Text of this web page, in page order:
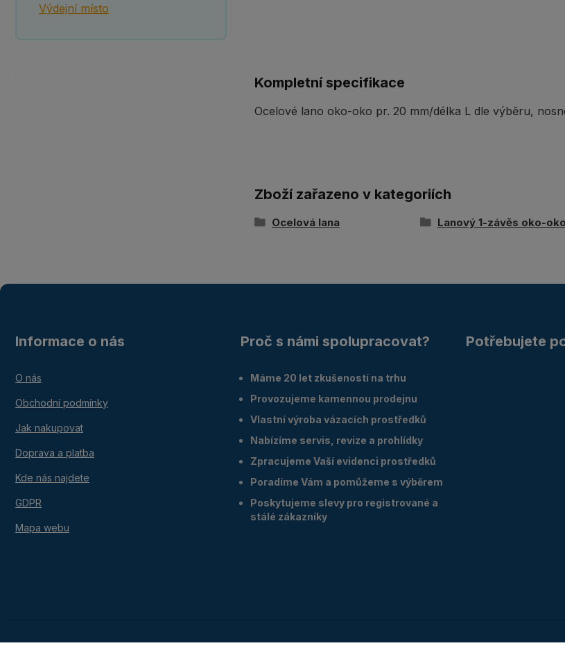
Výdejní místo
Kompletní specifikace
Ocelové lano oko-oko pr. 20 mm/délka L dle výběru,
Zboží zařazeno v kategoriích
Ocelová lana Lanový 1-závěs oko-oko
Informace o nás
O nás
Obchodní podmínky
Jak nakupovat
Doprava a platba
Kde nás najdete
GDPR
Mapa webu
Proč s námi spolupracovat?
Máme 20 let zkušeností na trhu
Provozujeme kamennou prodejnu
Vlastní výroba vázacích prostředků
Nabízíme servis, revize a prohlídky
Zpracujeme Vaší evidenci prostředků
Poradíme Vám a pomůžeme s výběrem
Poskytujeme slevy pro registrované a
stálé zákazníky
Potřebujete